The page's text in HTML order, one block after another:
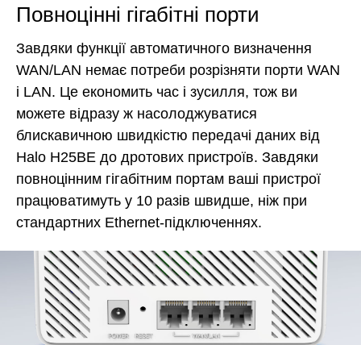
Повноцінні гігабітні порти
Завдяки функції автоматичного визначення
WAN/LAN немає потреби розрізняти порти WAN
і LAN. Це економить час і зусилля, тож ви
можете відразу ж насолоджуватися
блискавичною швидкістю передачі даних від
Halo H25BE до дротових пристроїв. Завдяки
повноцінним гігабітним портам ваші пристрої
працюватимуть у 10 разів швидше, ніж при
стандартних Ethernet-підключеннях.